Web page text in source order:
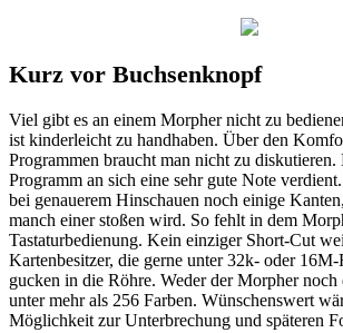
Kurz vor Buchsenknopf
Viel gibt es an einem Morpher nicht zu
ist kinderleicht zu handhaben. Über den
Programmen braucht man nicht zu diskutieren.
Programm an sich eine sehr gute Note
bei genauerem Hinschauen noch einige
manch einer stoßen wird. So fehlt in dem
Tastaturbedienung. Kein einziger Short-Cut
Kartenbesitzer, die gerne unter 32k- oder 16M-
gucken in die Röhre. Weder der Morpher noch
unter mehr als 256 Farben. Wünschenswert
Möglichkeit zur Unterbrechung und späteren